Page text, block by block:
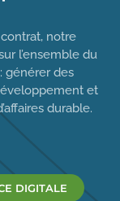
notre
l’ensemble du
générer des
et
durable.
DIGITALE